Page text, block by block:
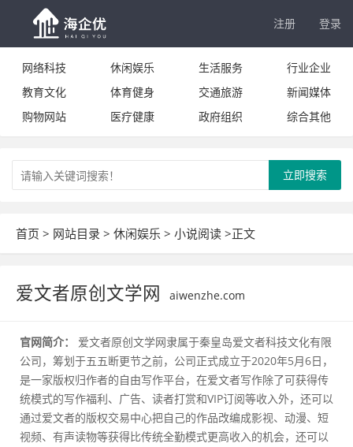
注册 登录
网络科技 休闲娱乐 生活服务
行业企业
教育文化
体育健身 交通旅游
新闻媒体
购物网站
医疗健康 政府组织 综合其他
立即搜索
首页 > 网站目录 > 休闲娱乐 > 小说阅读 >正文
爱文者原创文学网 aiwenzhe.com
官网简介：
爱文者原创文学网隶属于秦皇岛爱文者科技文化有限
公司，筹划于五五断更节之前，公司正式成立于2020年5月6日，
是一家版权归作者的自由写作平台，在爱文者写作除了可获得传
统模式的写作福利、广告、读者打赏和VIP订阅等收入外，还可以
通过爱文者的版权交易中心把自己的作品改编成影视、动漫、短
视频、有声读物等获得比传统全勤模式更高收入的机会，还可以